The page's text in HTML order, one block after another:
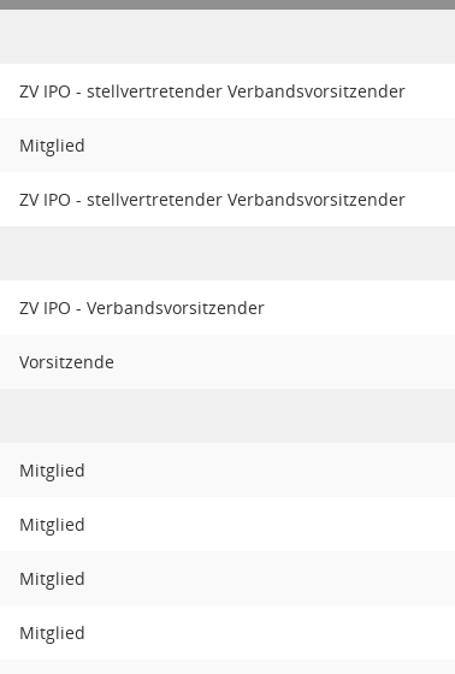
ZV IPO - stellvertretender Verbandsvorsitzender
Mitglied
ZV IPO - stellvertretender Verbandsvorsitzender
ZV IPO - Verbandsvorsitzender
Vorsitzende
Mitglied
Mitglied
Mitglied
Mitglied